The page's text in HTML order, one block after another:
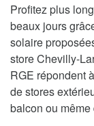
Profitez plus
beaux jours
solaire
store Chevilly-
RGE répondent
de stores
balcon ou même